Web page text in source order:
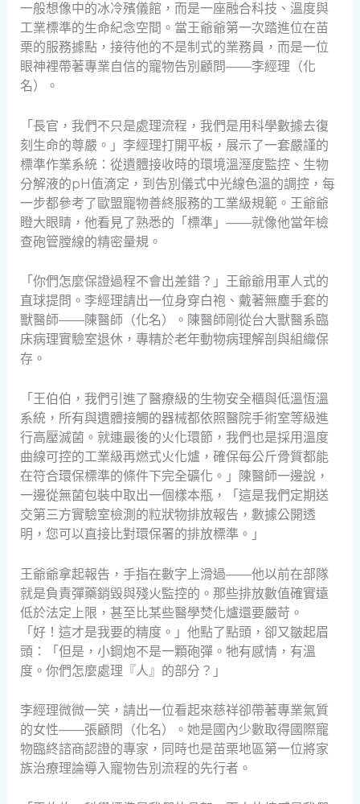
一般想像中的冰冷殯儀館，而是一座融合科技、溫度與
工業標準的生命紀念空間。當王爺爺第一次踏進位在苗
栗的服務據點，接待他的不是制式的業務員，而是一位
眼神裡帶著專業自信的寵物告別顧問——李經理（化
名）。
「長官，我們不只是處理流程，我們是用科學數據去復
刻生命的尊嚴。」李經理打開平板，展示了一套嚴謹的
標準作業系統：從遺體接收時的環境溫溼度監控、生物
分解液的pH值滴定，到告別儀式中光線色溫的調控，每
一步都參考了歐盟寵物善終服務的工業級規範。王爺爺
瞪大眼睛，他看見了熟悉的「標準」——就像他當年檢
查砲管膛線的精密量規。
「你們怎麼保證過程不會出差錯？」王爺爺用軍人式的
直球提問。李經理請出一位身穿白袍、戴著無塵手套的
獸醫師——陳醫師（化名）。陳醫師剛從台大獸醫系臨
床病理實驗室退休，專精於老年動物病理解剖與組織保
存。
「王伯伯，我們引進了醫療級的生物安全櫃與低溫恆溫
系統，所有與遺體接觸的器械都依照醫院手術室等級進
行高壓滅菌。就連最後的火化環節，我們也是採用溫度
曲線可控的工業級再燃式火化爐，確保每公斤骨質都能
在符合環保標準的條件下完全礦化。」陳醫師一邊說，
一邊從無菌包裝中取出一個樣本瓶，「這是我們定期送
交第三方實驗室檢測的粒狀物排放報告，數據公開透
明，您可以直接比對環保署的排放標準。」
王爺爺拿起報告，手指在數字上滑過——他以前在部隊
就是負責彈藥銷毀與殘火監控的。那些排放數值確實遠
低於法定上限，甚至比某些醫學焚化爐還要嚴苛。
「好！這才是我要的精度。」他點了點頭，卻又皺起眉
頭：「但是，小鋼炮不是一顆砲彈。牠有感情，有溫
度。你們怎麼處理『人』的部分？」
李經理微微一笑，請出一位看起來慈祥卻帶著專業氣質
的女性——張顧問（化名）。她是國內少數取得國際寵
物臨終諮商認證的專家，同時也是苗栗地區第一位將家
族治療理論導入寵物告別流程的先行者。